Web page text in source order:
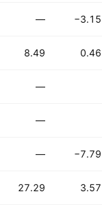
— −3.15
8.49 0.46
—
—
— −7.79
27.29 3.57